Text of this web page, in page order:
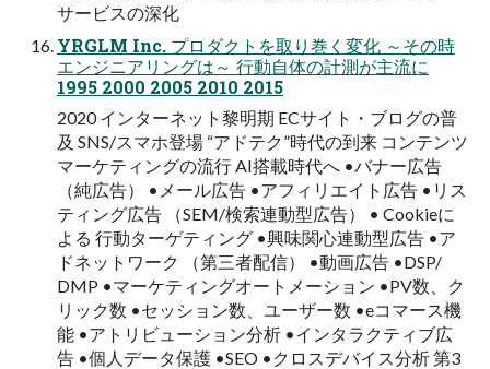
サービスの深化
YRGLM Inc. プロダクトを取り巻く変化 ～その時
エンジニアリングは～ 行動自体の計測が主流に
1995 2000 2005 2010 2015
2020 インターネット黎明期 ECサイト・ブログの普
及 SNS/スマホ登場 “アドテク”時代の到来 コンテンツ
マーケティングの流行 AI搭載時代へ •バナー広告
（純広告） •メール広告 •アフィリエイト広告 •リス
ティング広告 （SEM/検索連動型広告） • Cookieに
よる 行動ターゲティング •興味関心連動型広告 •ア
ドネットワーク （第三者配信） •動画広告 •DSP/
DMP •マーケティングオートメーション •PV数、ク
リック数 •セッション数、ユーザー数 •eコマース機
能 •アトリビューション分析 •インタラクティブ広
告 •個人データ保護 •SEO •クロスデバイス分析 第3